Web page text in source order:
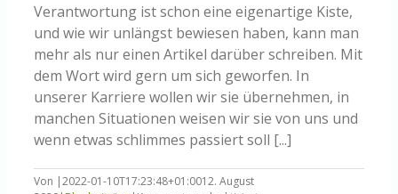
Verantwortung ist schon eine eigenartige Kiste,
und wie wir unlängst bewiesen haben, kann man
mehr als nur einen Artikel darüber schreiben. Mit
dem Wort wird gern um sich geworfen. In
unserer Karriere wollen wir sie übernehmen, in
manchen Situationen weisen wir sie von uns und
wenn etwas schlimmes passiert soll [...]
Von |2022-01-10T17:23:48+01:0012. August